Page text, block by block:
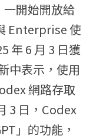
一開始開放給
Enterprise 使
年 6 月 3 日獲
中表示，使用
網路存取
3 日，Codex
」的功能，